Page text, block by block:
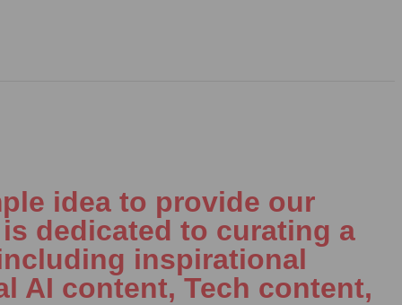
idea to provide our
dedicated to curating a
inspirational
AI content, Tech content,